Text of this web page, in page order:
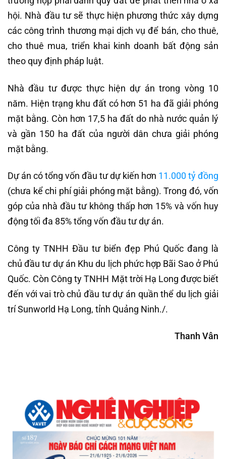
hội. Nhà đầu tư sẽ thực hiện phương thức xây dựng
các công trình thương mại dịch vụ để bán, cho thuê,
cho thuê mua, triển khai kinh doanh bất động sản
theo quy định pháp luật.
Nhà đầu tư được thực hiện dự án trong vòng 10
năm. Hiện trạng khu đất có hơn 51 ha đã giải phóng
mặt bằng. Còn hơn 17,5 ha đất do nhà nước quản lý
và gần 150 ha đất của người dân chưa giải phóng
mặt bằng.
Dự án có tổng vốn đầu tư dự kiến hơn 11.000 tỷ đồng
(chưa kể chi phí giải phóng mặt bằng). Trong đó, vốn
góp của nhà đầu tư không thấp hơn 15% và vốn huy
động tối đa 85% tổng vốn đầu tư dự án.
Công ty TNHH Đầu tư biển đẹp Phú Quốc đang là
chủ đầu tư dự án Khu du lịch phức hợp Bãi Sao ở Phú
Quốc. Còn Công ty TNHH Mặt trời Hạ Long được biết
đến với vai trò chủ đầu tư dự án quần thể du lịch giải
trí Sunworld Hạ Long, tỉnh Quảng Ninh./.
Thanh Vân